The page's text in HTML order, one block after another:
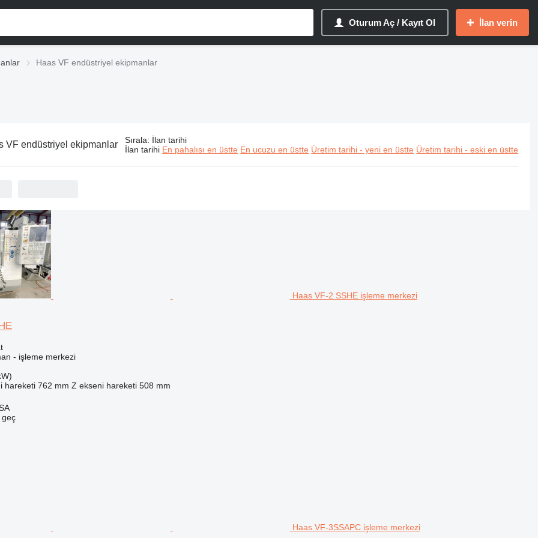
Oturum Aç / Kayıt Ol İlan verin
Haas VF endüstriyel ekipmanlar
VF endüstriyel ekipmanlar Sırala: İlan tarihi
İlan tarihi En pahalısı en üstte En ucuzu en üstte Üretim tarihi - yeni en üstte Üretim tarihi - eski en üstte
Haas VF-2 SSHE işleme merkezi
- işleme merkezi
hareketi 762 mm Z ekseni hareketi 508 mm
geç
Haas VF-3SSAPC işleme merkezi